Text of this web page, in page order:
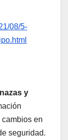
08/5-
y
en
seguridad.